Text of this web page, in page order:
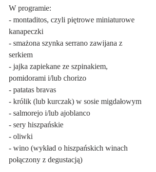
W programie:
- montaditos, czyli piętrowe miniaturowe
kanapeczki
- smażona szynka serrano zawijana z
serkiem
- jajka zapiekane ze szpinakiem,
pomidorami i/lub chorizo
- patatas bravas
- królik (lub kurczak) w sosie migdałowym
- salmorejo i/lub ajoblanco
- sery hiszpańskie
- oliwki
- wino (wykład o hiszpańskich winach
połączony z degustacją)